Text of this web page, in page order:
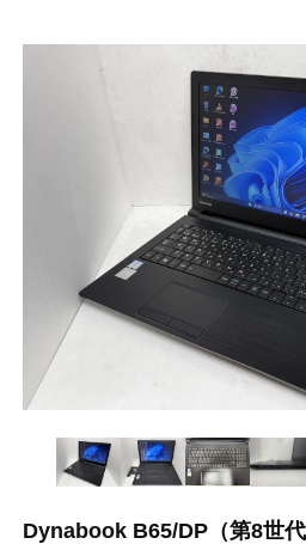
Dynabook B65/DP（第8世代